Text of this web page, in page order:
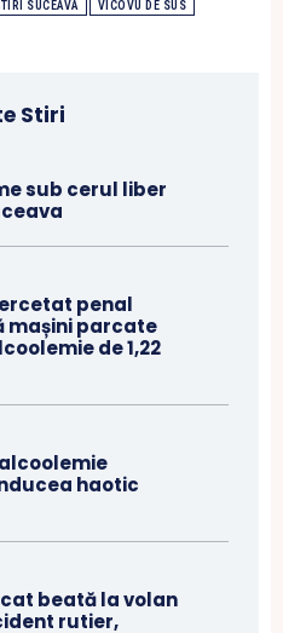
SUCEAVA VICOVU DE SUS
Stiri
sub cerul liber
penal
mașini parcate
de 1,22
haotic
beată la volan
rutier,